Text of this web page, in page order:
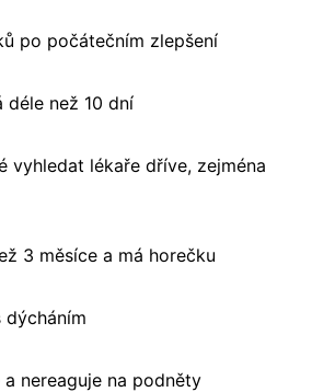
po počátečním zlepšení
déle než 10 dní
vyhledat lékaře dříve, zejména
3 měsíce a má horečku
nereaguje na podněty